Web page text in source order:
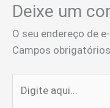
Deixe um
O seu endereço de
Campos
aqui...